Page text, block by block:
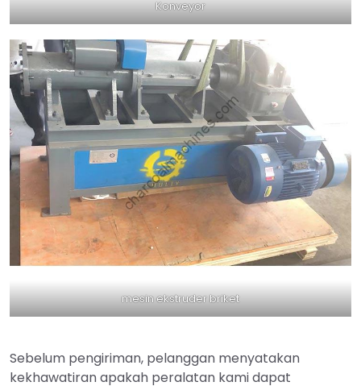
Konveyor
mesin ekstruder briket
Sebelum pengiriman, pelanggan menyatakan
kekhawatiran apakah peralatan kami dapat